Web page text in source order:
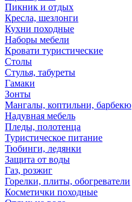
Пикник и отдых
Кресла, шезлонги
Кухни походные
Наборы мебели
Кровати туристические
Столы
Стулья, табуреты
Гамаки
Зонты
Мангалы, коптильни, барбекю
Надувная мебель
Пледы, полотенца
Туристическое питание
Тюбинги, ледянки
Защита от воды
Газ, розжиг
Горелки, плиты, обогреватели
Косметички походные